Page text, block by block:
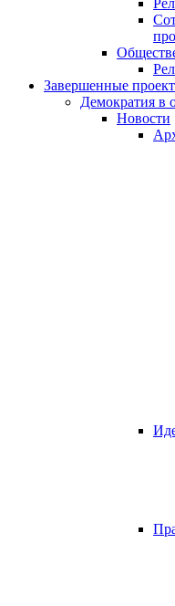
Завершенные
Демократия в
Новости